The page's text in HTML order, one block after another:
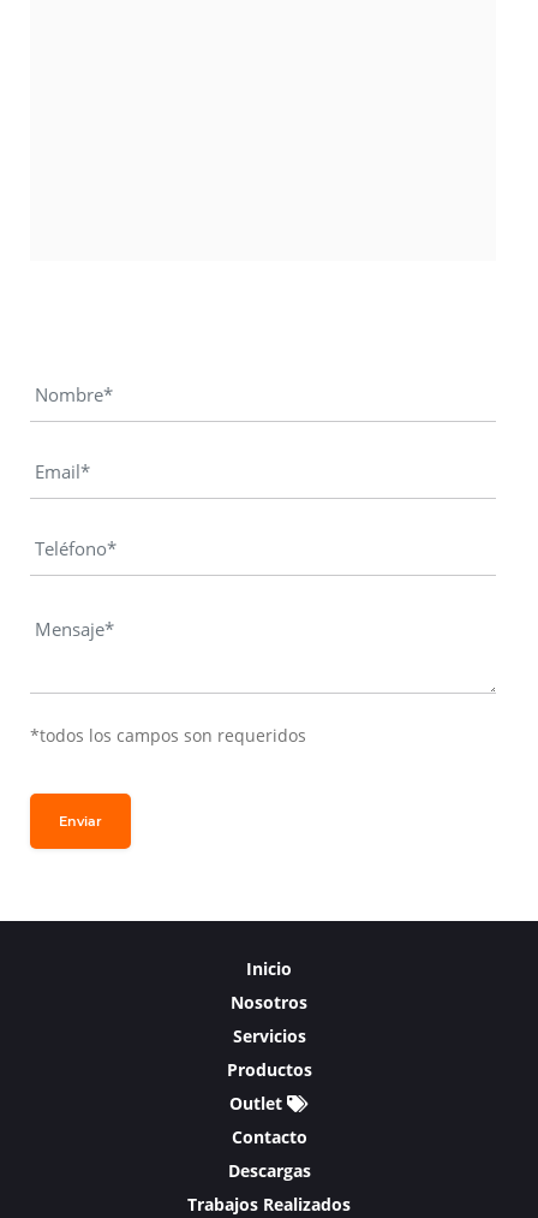
*todos los campos son requeridos
Enviar
Inicio
Nosotros
Servicios
Productos
Outlet
Contacto
Descargas
Trabajos Realizados